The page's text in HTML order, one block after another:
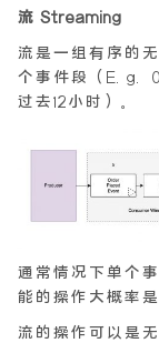
流 Streaming
流是一组有序的
个事件段（E.g.
过去12小时）。
通常情况下单个
能的操作大概率
流的操作可以是